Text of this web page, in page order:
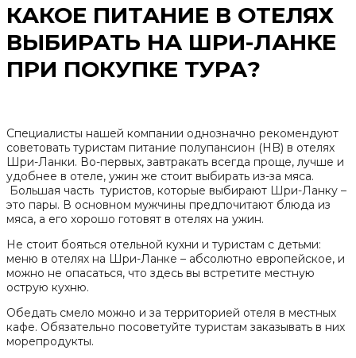
КАКОЕ ПИТАНИЕ В ОТЕЛЯХ
ВЫБИРАТЬ НА ШРИ-ЛАНКЕ
ПРИ ПОКУПКЕ ТУРА?
Специалисты нашей компании однозначно рекомендуют
советовать туристам питание полупансион (HB) в отелях
Шри-Ланки. Во-первых, завтракать всегда проще, лучше и
удобнее в отеле, ужин же стоит выбирать из-за мяса.
Большая часть туристов, которые выбирают Шри-Ланку –
это пары. В основном мужчины предпочитают блюда из
мяса, а его хорошо готовят в отелях на ужин.
Не стоит бояться отельной кухни и туристам с детьми:
меню в отелях на Шри-Ланке – абсолютно европейское, и
можно не опасаться, что здесь вы встретите местную
острую кухню.
Обедать смело можно и за территорией отеля в местных
кафе. Обязательно посоветуйте туристам заказывать в них
морепродукты.